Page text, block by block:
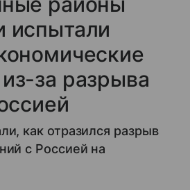
испытали
за разрыва
как отразился разрыв
с Россией на